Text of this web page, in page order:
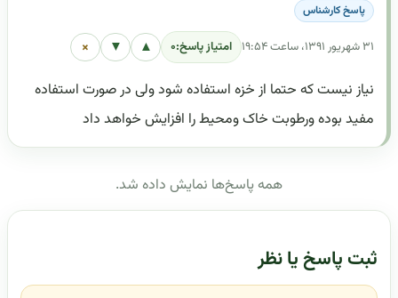
پاسخ کارشناس
۳۱ شهریور ۱۳۹۱، ساعت ۱۹:۵۴ امتیاز پاسخ:۰ ▲
▼
×
نیاز نیست که حتما از خزه استفاده شود ولی در صورت استفاده
مفید بوده ورطوبت خاک ومحیط را افزایش خواهد داد
همه پاسخ‌ها نمایش داده شد.
ثبت پاسخ یا نظر